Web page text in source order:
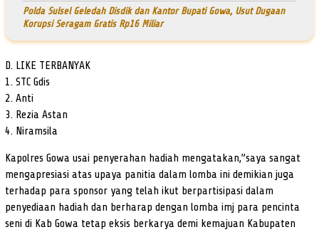
Polda Sulsel Geledah Disdik dan Kantor Bupati Gowa, Usut Dugaan
Korupsi Seragam Gratis Rp16 Miliar
D. LIKE TERBANYAK
1. STC Gdis
2. Anti
3. Rezia Astan
4. Niramsila
Kapolres Gowa usai penyerahan hadiah mengatakan,”saya sangat
mengapresiasi atas upaya panitia dalam lomba ini demikian juga
terhadap para sponsor yang telah ikut berpartisipasi dalam
penyediaan hadiah dan berharap dengan lomba imj para pencinta
seni di Kab Gowa tetap eksis berkarya demi kemajuan Kabupaten